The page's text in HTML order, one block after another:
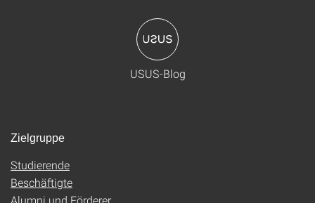
USUS-Blog
Zielgruppe
Studierende
Beschäftigte
Alumni und Förderer